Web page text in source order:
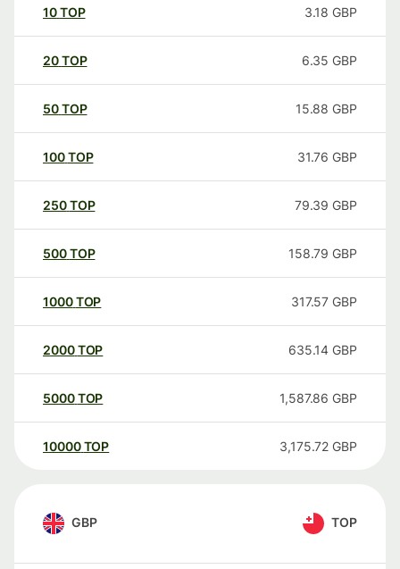
10TOP 3.18 GBP
20TOP 6.35 GBP
50TOP 15.88 GBP
100TOP 31.76 GBP
250TOP 79.39 GBP
500TOP 158.79 GBP
1000TOP 317.57 GBP
2000TOP 635.14 GBP
5000TOP 1,587.86 GBP
10000 TOP 3,175.72 GBP
GBP TOP